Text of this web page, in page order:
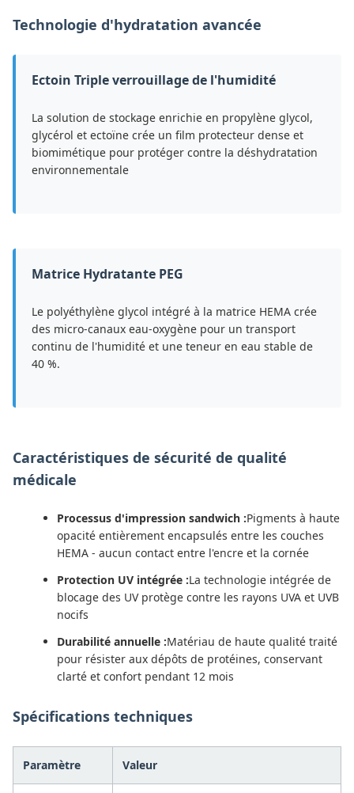
Technologie d'hydratation avancée
Ectoin Triple verrouillage de l'humidité
La solution de stockage enrichie en propylène glycol,
glycérol et ectoïne crée un film protecteur dense et
biomimétique pour protéger contre la déshydratation
environnementale
Matrice Hydratante PEG
Le polyéthylène glycol intégré à la matrice HEMA crée
des micro-canaux eau-oxygène pour un transport
continu de l'humidité et une teneur en eau stable de
40 %.
Caractéristiques de sécurité de qualité
médicale
Processus d'impression sandwich :Pigments à haute
opacité entièrement encapsulés entre les couches
HEMA - aucun contact entre l'encre et la cornée
Protection UV intégrée :La technologie intégrée de
blocage des UV protège contre les rayons UVA et UVB
nocifs
Durabilité annuelle :Matériau de haute qualité traité
pour résister aux dépôts de protéines, conservant
clarté et confort pendant 12 mois
Spécifications techniques
Paramètre Valeur